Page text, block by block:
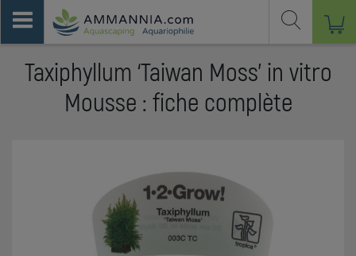
Taxiphyllum ‘Taiwan Moss’ in vitro
Mousse : fiche complète